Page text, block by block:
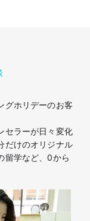
グホリデーのお客
セラーが日々変化
だけのオリジナル
留学など、0から